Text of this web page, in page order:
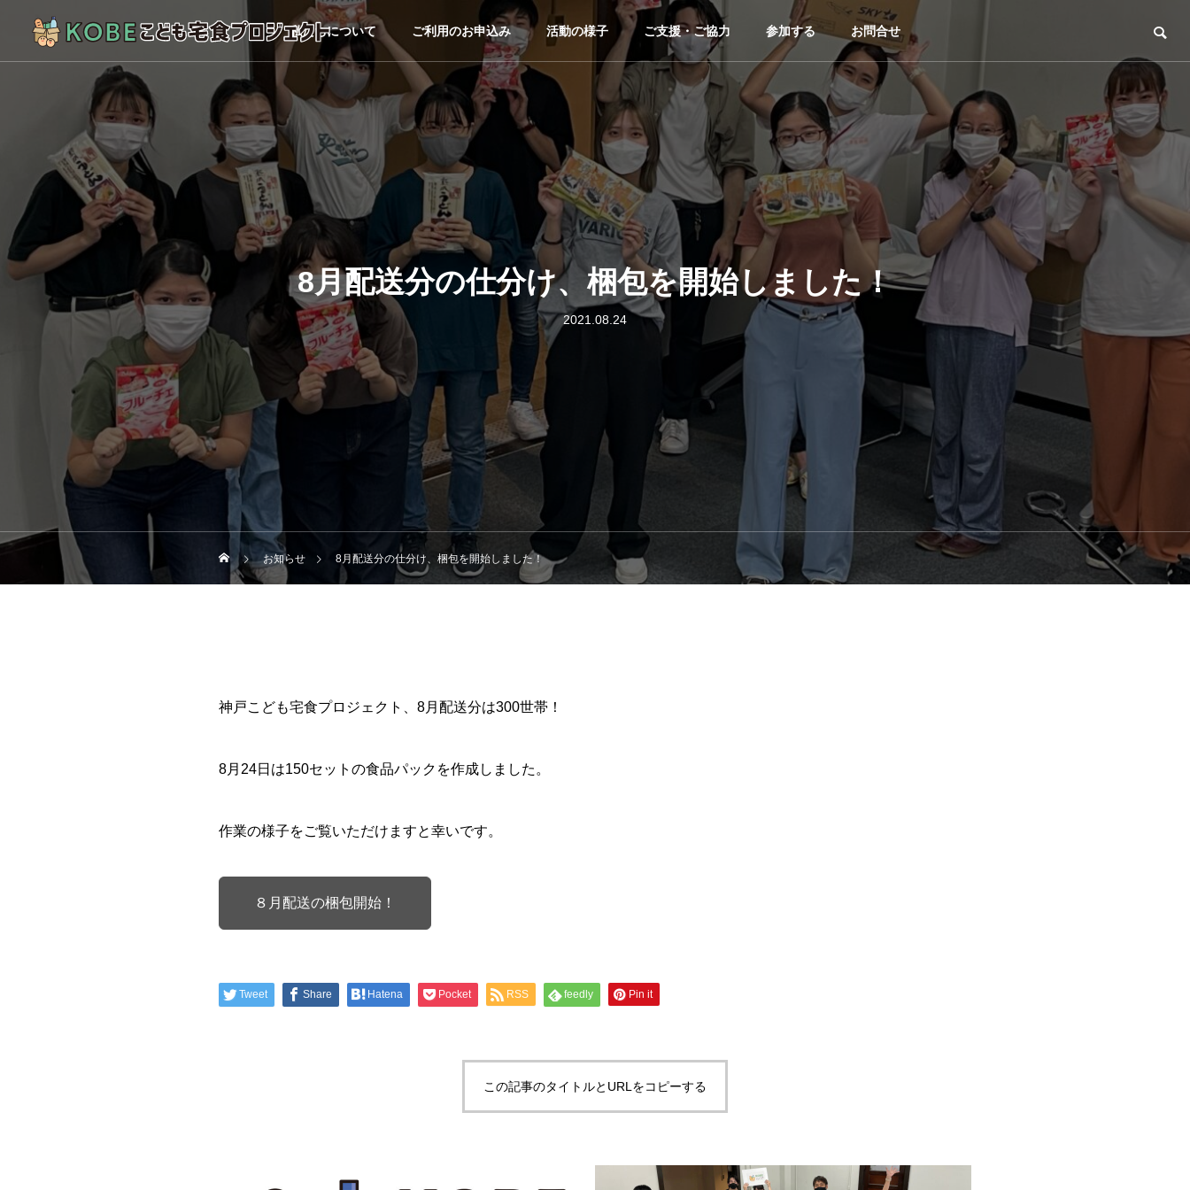
私たちについて ご利用のお申込み 活動の様子 ご支援・ご協力 参加する お問合せ
8月配送分の仕分け、梱包を開始しました！
2021.08.24
お知らせ 8月配送分の仕分け、梱包を開始しました！
神戸こども宅食プロジェクト、8月配送分は300世帯！
8月24日は150セットの食品パックを作成しました。
作業の様子をご覧いただけますと幸いです。
８月配送の梱包開始！
Tweet Share Hatena Pocket RSS feedly Pin it
この記事のタイトルとURLをコピーする